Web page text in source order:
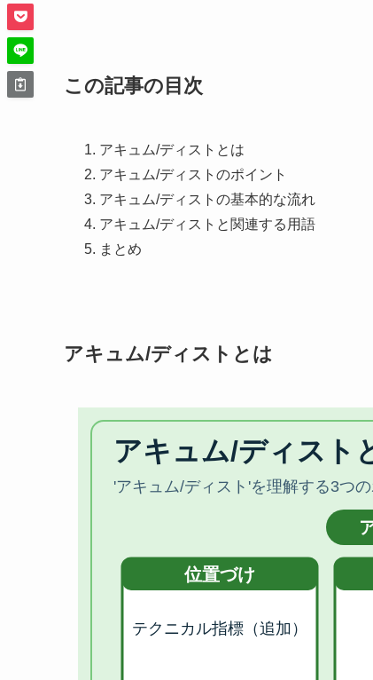
この記事の目次
アキュム/ディストとは
アキュム/ディストのポイント
アキュム/ディストの基本的な流れ
アキュム/ディストと関連する用語
まとめ
アキュム/ディストとは